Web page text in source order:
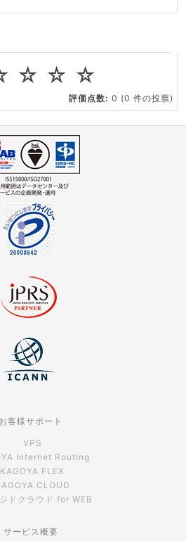
してほしい
レードしたい
☆
☆
☆
評価点数: 0 (0 件の投票)
お客様サポート
VPS
Internet Routing
KAGOYA FLEX
CLOUD
ドクラウド for WEB
サービス概要